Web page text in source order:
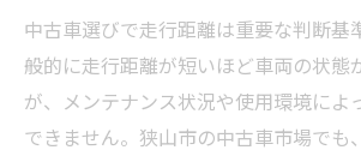
中古車選びで走行距離は重要な判断基
般的に走行距離が短いほど車両の状態
が、メンテナンス状況や使用環境によ
できません。狭山市の中古車市場でも